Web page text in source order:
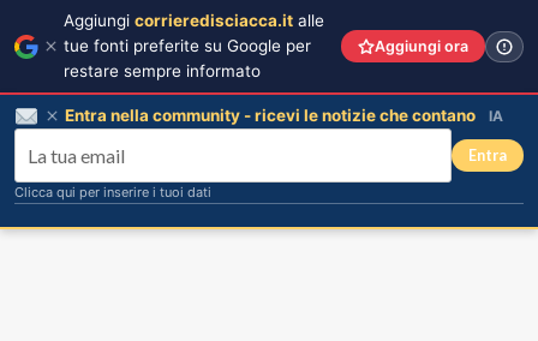
Aggiungi corrieredisciacca.it alle
tue fonti preferite su Google per
restare sempre informato
Aggiungi ora
Entra nella community - ricevi le notizie che contano IA
Entra
Clicca qui per inserire i tuoi dati